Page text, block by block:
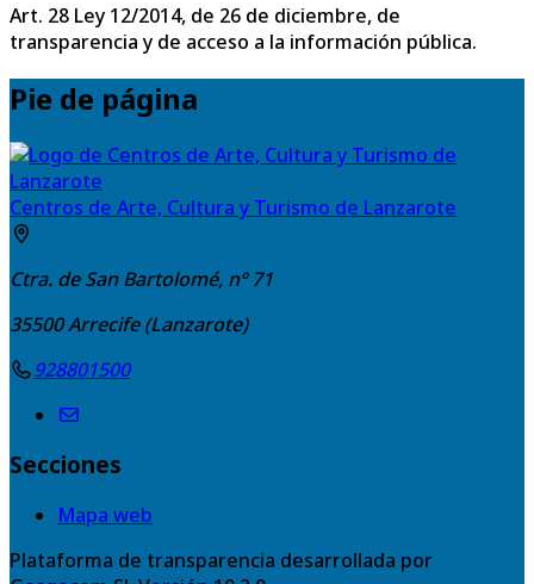
Art. 28 Ley 12/2014, de 26 de diciembre, de
transparencia y de acceso a la información pública.
Pie de página
Centros de Arte, Cultura y Turismo de Lanzarote
Ctra. de San Bartolomé, nº 71
35500Arrecife (Lanzarote)
928801500
Secciones
Mapa web
Plataforma de transparencia desarrollada por